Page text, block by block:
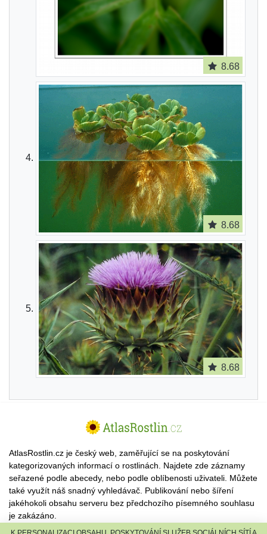
8.68
8.68
8.68
AtlasRostlin.cz je český web, zaměřující se na poskytování
kategorizovaných informací o rostlinách. Najdete zde záznamy
seřazené podle abecedy, nebo podle oblíbenosti uživateli. Můžete
také využít náš snadný vyhledávač. Publikování nebo šíření
jakéhokoli obsahu serveru bez předchozího písemného souhlasu
je zakázáno.